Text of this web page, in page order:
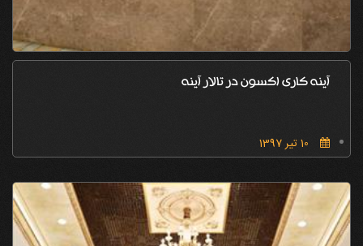
آینه کاری اکسون در تالار آینه